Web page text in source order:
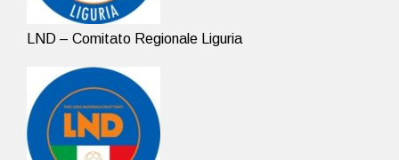
LND – Comitato Regionale Liguria